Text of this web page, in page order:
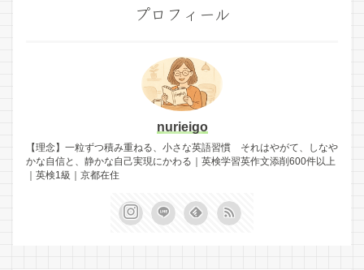
プロフィール
nurieigo
【理念】一粒ずつ積み重ねる、小さな英語習慣 それはやがて、しなや
かな自信と、静かな自己実現にかわる｜英検学習英作文添削600件以上
｜英検1級｜京都在住